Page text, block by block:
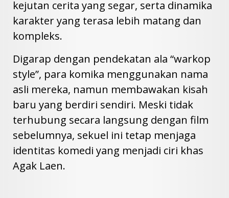
kejutan cerita yang segar, serta dinamika
karakter yang terasa lebih matang dan
kompleks.
Digarap dengan pendekatan ala “warkop
style”, para komika menggunakan nama
asli mereka, namun membawakan kisah
baru yang berdiri sendiri. Meski tidak
terhubung secara langsung dengan film
sebelumnya, sekuel ini tetap menjaga
identitas komedi yang menjadi ciri khas
Agak Laen.